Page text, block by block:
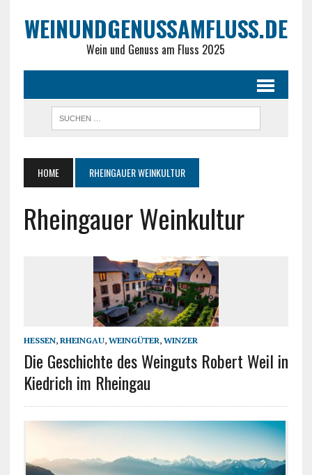
WEINUNDGENUSSAMFLUSS.DE
Wein und Genuss am Fluss 2025
HOME RHEINGAUER WEINKULTUR
Rheingauer Weinkultur
HESSEN, RHEINGAU, WEINGÜTER, WINZER
Die Geschichte des Weinguts Robert Weil in
Kiedrich im Rheingau